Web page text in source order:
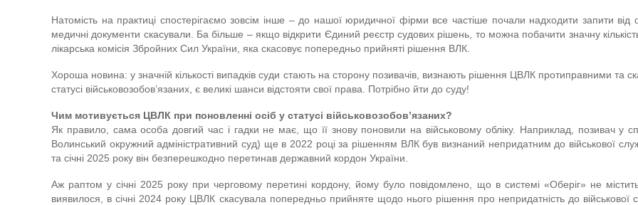
Натомість на практиці спостерігаємо зовсім інше – до нашої юридичної фірми все частіше почали надходити запити від
медичні документи скасували. Ба більше – якщо відкрити Єдиний реєстр судових рішень, то можна побачити значну
лікарська комісія Збройних Сил України, яка скасовує попередньо прийняті рішення ВЛК.
Хороша новина: у значній кількості випадків суди стають на сторону позивачів, визнають рішення ЦВЛК протиправними та
статусі військовозобов’язаних, є великі шанси відстояти свої права. Потрібно йти до суду!
Чим мотивується ЦВЛК при поновленні осіб у статусі військовозобов’язаних?
Як правило, сама особа довгий час і гадки не має, що її знову поновили на військовому обліку. Наприклад, позивач
Волинський окружний адміністративний суд) ще в 2022 році за рішенням ВЛК був визнаний непридатним до військової
та січні 2025 року він безперешкодно перетинав державний кордон України.
Аж раптом у січні 2025 року при черговому перетині кордону, йому було повідомлено, що в системі «Оберіг» не
виявилося, в січні 2024 року ЦВЛК скасувала попередньо прийняте щодо нього рішення про непридатність до